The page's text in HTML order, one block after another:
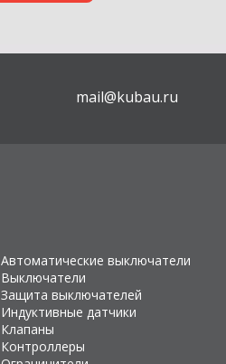
mail@kubau.ru
Автоматические выключатели
Выключатели
Защита выключателей
Индуктивные датчики
Клапаны
Контроллеры